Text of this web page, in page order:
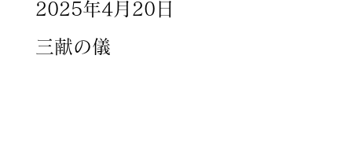
2025年4月20日
三献の儀